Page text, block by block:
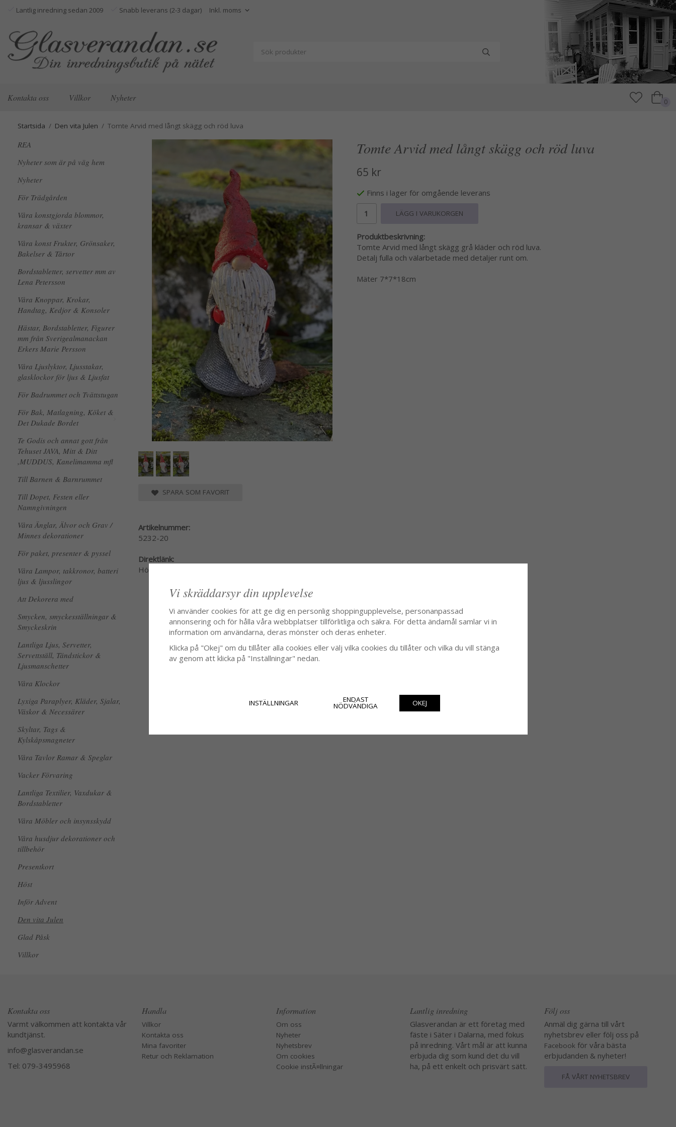
Lantlig inredning sedan 2009 Snabb leverans (2-3 dagar)
Kontakta oss Villkor Nyheter 0
Startsida / Den vita Julen / Tomte Arvid med långt skägg och röd luva
REA
Nyheter som är på väg hem
Nyheter
För Trädgården
Våra konstgjorda blommor,
kransar & växter
Våra konst Frukter, Grönsaker,
Bakelser & Tårtor
Bordstabletter, servetter mm av
Lena Petersson
Våra Knoppar, Krokar,
Handtag, Kedjor & Konsoler
Hästar, Bordstabletter, Figurer
mm från Sverigealmanackan
Erkers Marie Persson
Våra Ljuslyktor, Ljusstakar,
glasklockor för ljus & Ljusfat
För Badrummet och Tvättstugan
För Bak, Matlagning, Köket &
Det Dukade Bordet
Te Godis och annat gott från
Tehuset JAVA, Mitt & Ditt
,MUDDUS, Kanelimamma mfl
Till Barnen & Barnrummet
Till Dopet, Festen eller
Namngivningen
Våra Änglar, Älvor och Grav /
Minnes dekorationer
För paket, presenter & pyssel
Våra Lampor, takkronor, batteri
ljus & ljusslingor
Att Dekorera med
Smycken, smyckesställningar &
Smyckeskrin
Lantliga Ljus, Servetter,
Servettställ, Tändstickor &
Ljusmanschetter
Våra Klockor
Lyxiga Paraplyer, Kläder, Sjalar,
Väskor & Necessärer
Skyltar, Tags &
Kylskåpsmagneter
Våra Tavlor Ramar & Speglar
Vacker Förvaring
Lantliga Textilier, Vaxdukar &
Bordstabletter
Våra Möbler och insynsskydd
Våra husdjur dekorationer och
tillbehör
Presentkort
Höst
Inför Advent
Den vita Julen
Glad Påsk
Villkor
Tomte Arvid med långt skägg och röd luva
65 kr
Finns i lager för omgående leverans
LÄGG I VARUKORGEN
Produktbeskrivning:
Tomte Arvid med långt skägg grå kläder och röd luva.
Detalj fulla och välarbetade med detaljer runt om.
Mäter 7*7*18cm
SPARA SOM FAVORIT
Artikelnummer:
5232-20
Direktlänk:
Högerklicka och kopiera adressen
Kontakta oss
Varmt välkommen att kontakta vår
kundtjänst.
info@glasverandan.se
Tel: 079-3495968
Handla
Villkor
Kontakta oss
Mina favoriter
Retur och Reklamation
Information
Om oss
Nyheter
Nyhetsbrev
Om cookies
Cookie instÃ¤llningar
Lantlig inredning
Glasverandan är ett företag med
fäste i Säter i Dalarna, med fokus
på inredning. Vårt mål är att kunna
erbjuda dig som kund det du vill
ha, på ett enkelt och prisvärt sätt.
Följ oss
Anmäl dig gärna till vårt
nyhetsbrev eller följ oss på
Facebook för våra bästa
erbjudanden & nyheter!
FÅ VÅRT NYHETSBREV
Vi skräddarsyr din upplevelse
Vi använder cookies för att ge dig en personlig shoppingupplevelse, personanpassad
annonsering och för hålla våra webbplatser tillförlitliga och säkra. För detta ändamål samlar vi in
information om användarna, deras mönster och deras enheter.
Klicka på "Okej" om du tillåter alla cookies eller välj vilka cookies du tillåter och vilka du vill stänga
av genom att klicka på "Inställningar" nedan.
INSTÄLLNINGAR ENDAST
NÖDVÄNDIGA OKEJ